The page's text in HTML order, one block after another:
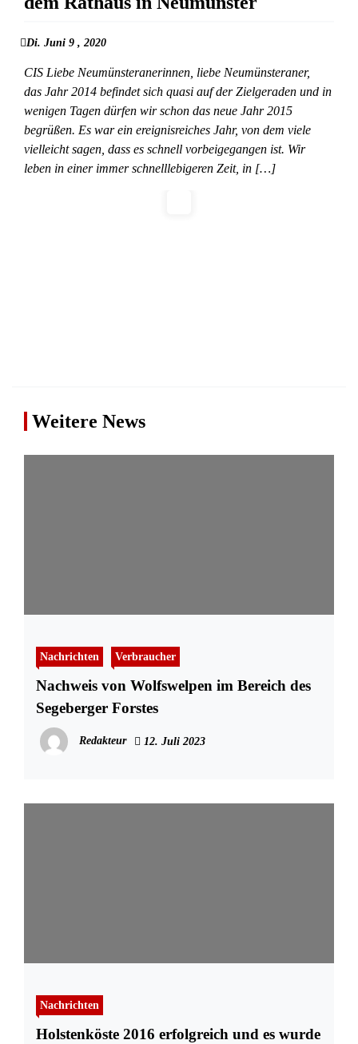
Di. Juni 9 , 2020
CIS Liebe Neumünsteranerinnen, liebe Neumünsteraner,
das Jahr 2014 befindet sich quasi auf der Zielgeraden und in
wenigen Tagen dürfen wir schon das neue Jahr 2015
begrüßen. Es war ein ereignisreiches Jahr, von dem viele
vielleicht sagen, dass es schnell vorbeigegangen ist. Wir
leben in einer immer schnelllebigeren Zeit, in […]
Weitere News
Nachrichten Verbraucher
Nachweis von Wolfswelpen im Bereich des
Segeberger Forstes
Redakteur 12. Juli 2023
Nachrichten
Holstenköste 2016 erfolgreich und es wurde